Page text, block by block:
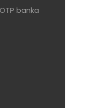
banka